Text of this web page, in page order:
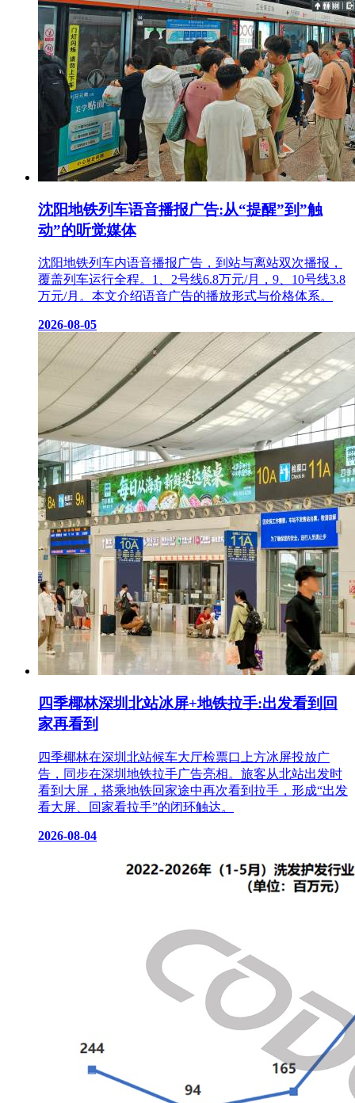
沈阳地铁列车语音播报广告:从“提醒”到”触
动”的听觉媒体
沈阳地铁列车内语音播报广告，到站与离站双次播报，
覆盖列车运行全程。1、2号线6.8万元/月，9、10号线3.8
万元/月。本文介绍语音广告的播放形式与价格体系。
2026-08-05
四季椰林深圳北站冰屏+地铁拉手:出发看到回
家再看到
四季椰林在深圳北站候车大厅检票口上方冰屏投放广
告，同步在深圳地铁拉手广告亮相。旅客从北站出发时
看到大屏，搭乘地铁回家途中再次看到拉手，形成“出发
看大屏、回家看拉手”的闭环触达。
2026-08-04